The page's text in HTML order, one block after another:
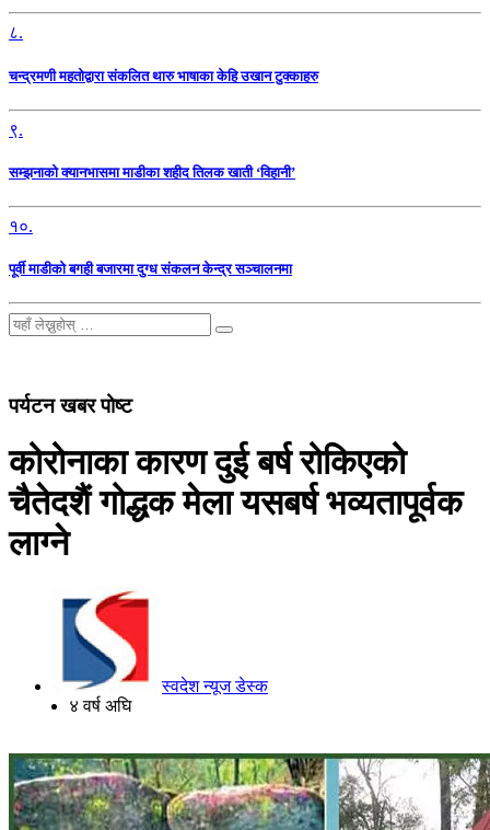
८.
चन्द्रमणी महतोद्वारा संकलित थारु भाषाका केहि उखान टुक्काहरु
९.
सम्झनाको क्यानभासमा माडीका शहीद तिलक खाती ‘विहानी’
१०.
पूर्वी माडीको बगही बजारमा दुग्ध संकलन केन्द्र सञ्चालनमा
पर्यटन खबर पोष्ट
कोरोनाका कारण दुई बर्ष रोकिएको
चैतेदशैं गोद्धक मेला यसबर्ष भव्यतापूर्वक
लाग्ने
स्वदेश न्यूज डेस्क
४ वर्ष अघि